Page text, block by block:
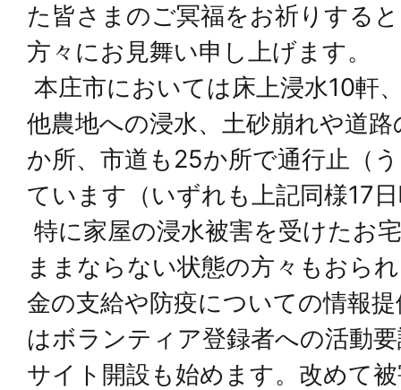
た皆さまのご冥福をお祈りする
方々にお見舞い申し上げます。
本庄市においては床上浸水10軒
他農地への浸水、土砂崩れや道
か所、市道も25か所で通行止（
ています（いずれも上記同様17
特に家屋の浸水被害を受けたお
ままならない状態の方々もおら
金の支給や防疫についての情報
はボランティア登録者への活動
サイト開設も始めます。改めて